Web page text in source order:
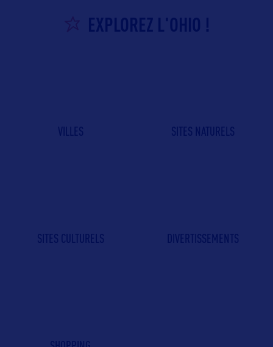
EXPLOREZ L'OHIO !
VILLES SITES NATURELS
SITES CULTURELS DIVERTISSEMENTS